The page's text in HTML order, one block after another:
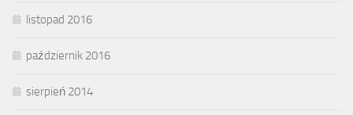
listopad 2016
październik 2016
sierpień 2014